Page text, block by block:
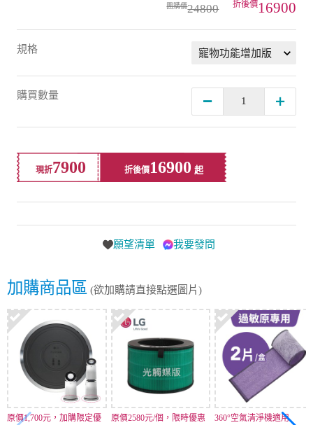
24800 16900
規格
購買數量
現折7900 折後價16900
願望清單 我要發問
加購商品區 (欲加購請直接點選圖片)
原價1,700元，加購限定優
原價2580元/個，限時優惠
360°空氣清淨機適用